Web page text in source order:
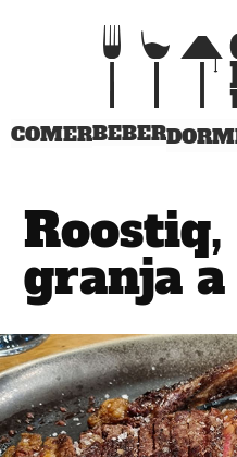
COMERBEBER
granja